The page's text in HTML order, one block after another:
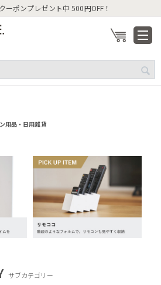
ーポンプレゼント中 500円OFF！
用品・日用雑貨
サブカテゴリー